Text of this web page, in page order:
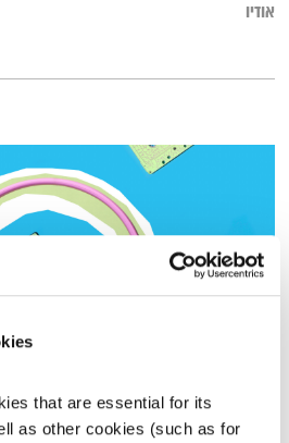
that are essential for its
as other cookies (such as for
אודיו
מנועים קדימה – 15.3.22
מנועים קדימה
גלית גורא-עיני